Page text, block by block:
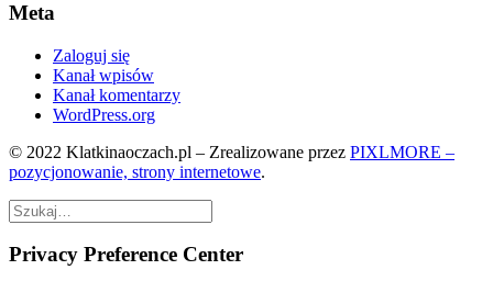
Meta
Zaloguj się
Kanał wpisów
Kanał komentarzy
WordPress.org
© 2022 Klatkinaoczach.pl – Zrealizowane przez PIXLMORE –
pozycjonowanie, strony internetowe.
Privacy Preference Center